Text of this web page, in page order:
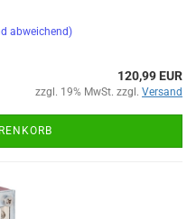
abweichend)
120,99 EUR
zzgl. 19% MwSt. zzgl. Versand